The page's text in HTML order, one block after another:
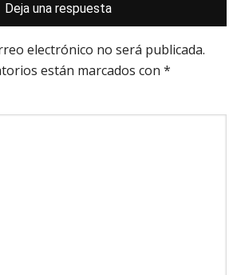
Deja una respuesta
electrónico no será publicada.
están marcados con*